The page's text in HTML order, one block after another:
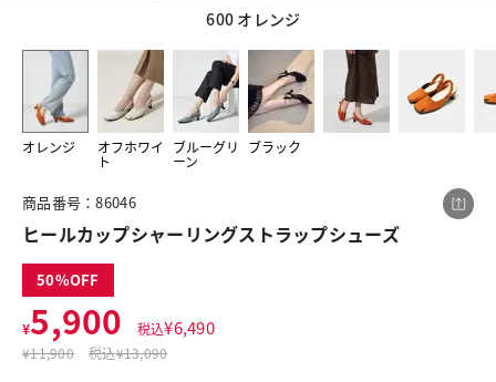
600 オレンジ
オレンジ オフホワイ
ト
ブルーグリ
ーン
ブラック
39
商品番号：86046
ヒールカップシャーリングストラップシューズ
50
¥5,900 税込¥6,490
¥11,900 税込¥13,090
この商品をシェアする
¥5,900 税込¥6,490